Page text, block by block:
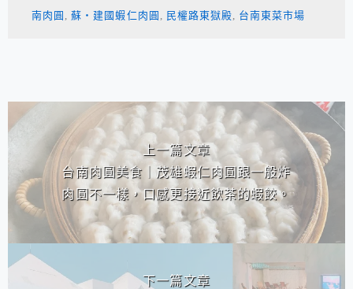
南肉圓 ,蘇‧建國蝦仁肉圓 , 民權路東獄殿, 台南東菜市場
相連文章
上一篇文章
台南肉圓美食｜茂雄蝦仁肉圓跟一般炸
肉圓不一樣，口感更接近飲茶的蝦餃。
下一篇文章